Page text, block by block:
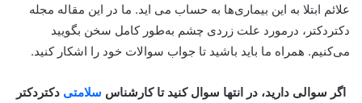
علائم ابتلا به این بیماری‌ها به حساب می اید. ما در این مقاله مجله
دکتردکتر، درمورد علت زردی چشم به‌طور کامل سخن بگویید
می‌کنیم. همراه ما باید باشید تا جواب سوالات خود را اشکار کنید.
اگر سوالی دارید، در انتها سوال کنید تا کارشناس سلامتی دکتردکتر